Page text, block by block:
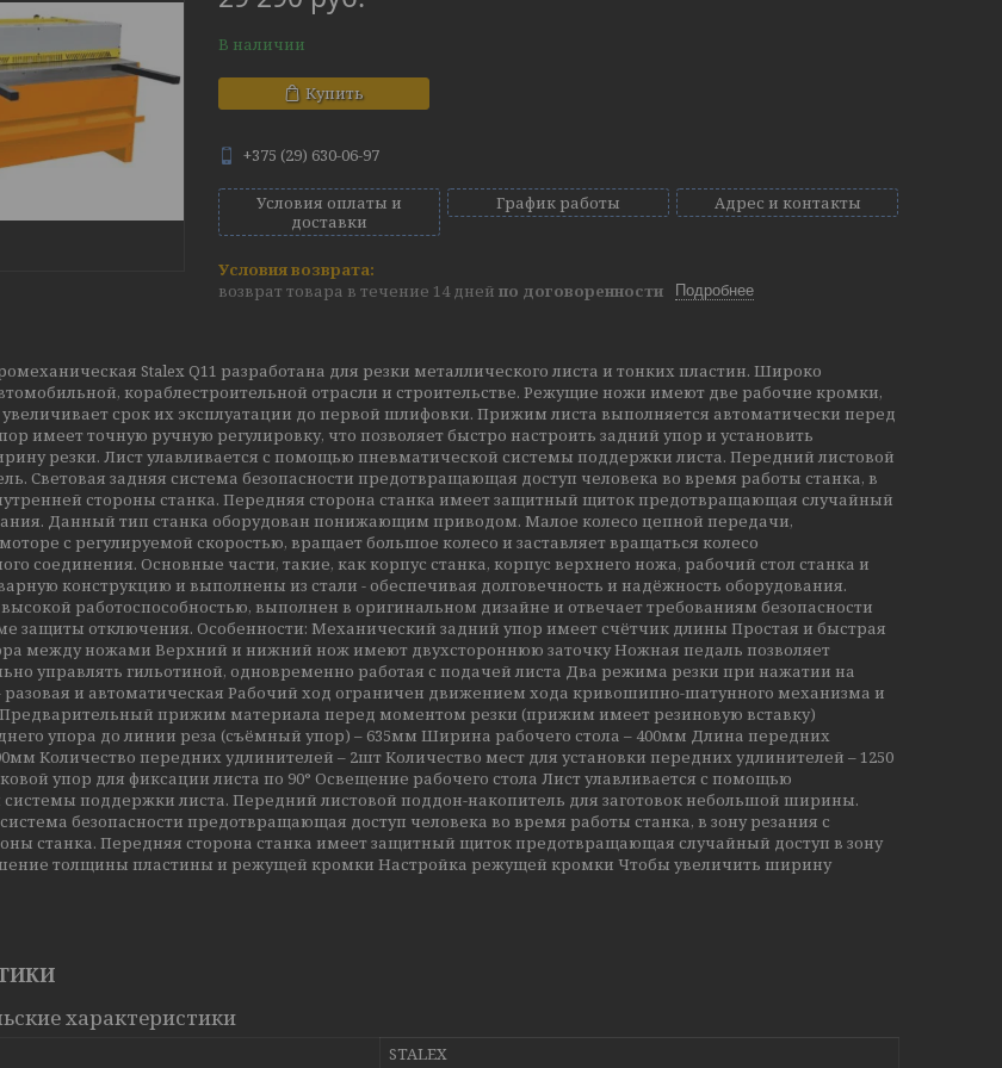
В наличии
Купить
+375 (29) 630-06-97
Условия оплаты и
доставки
График работы Адрес и контакты
возврат товара в течение 14 дней по договоренности Подробнее
Stalex Q11 разработана для резки металлического листа и тонких пластин. Широко
кораблестроительной отрасли и строительстве. Режущие ножи имеют две рабочие кромки,
увеличивает срок их эксплуатации до первой шлифовки. Прижим листа выполняется автоматически перед
имеет точную ручную регулировку, что позволяет быстро настроить задний упор и установить
резки. Лист улавливается с помощью пневматической системы поддержки листа. Передний листовой
Световая задняя система безопасности предотвращающая доступ человека во время работы станка, в
стороны станка. Передняя сторона станка имеет защитный щиток предотвращающая случайный
Данный тип станка оборудован понижающим приводом. Малое колесо цепной передачи,
с регулируемой скоростью, вращает большое колесо и заставляет вращаться колесо
соединения. Основные части, такие, как корпус станка, корпус верхнего ножа, рабочий стол станка и
конструкцию и выполнены из стали - обеспечивая долговечность и надёжность оборудования.
работоспособностью, выполнен в оригинальном дизайне и отвечает требованиям безопасности
защиты отключения. Особенности: Механический задний упор имеет счётчик длины Простая и быстрая
между ножами Верхний и нижний нож имеют двухстороннюю заточку Ножная педаль позволяет
управлять гильотиной, одновременно работая с подачей листа Два режима резки при нажатии на
и автоматическая Рабочий ход ограничен движением хода кривошипно-шатунного механизма и
Предварительный прижим материала перед моментом резки (прижим имеет резиновую вставку)
упора до линии реза (съёмный упор) – 635мм Ширина рабочего стола – 400мм Длина передних
Количество передних удлинителей – 2шт Количество мест для установки передних удлинителей – 1250
упор для фиксации листа по 90° Освещение рабочего стола Лист улавливается с помощью
поддержки листа. Передний листовой поддон-накопитель для заготовок небольшой ширины.
безопасности предотвращающая доступ человека во время работы станка, в зону резания с
станка. Передняя сторона станка имеет защитный щиток предотвращающая случайный доступ в зону
толщины пластины и режущей кромки Настройка режущей кромки Чтобы увеличить ширину
характеристики
STALEX